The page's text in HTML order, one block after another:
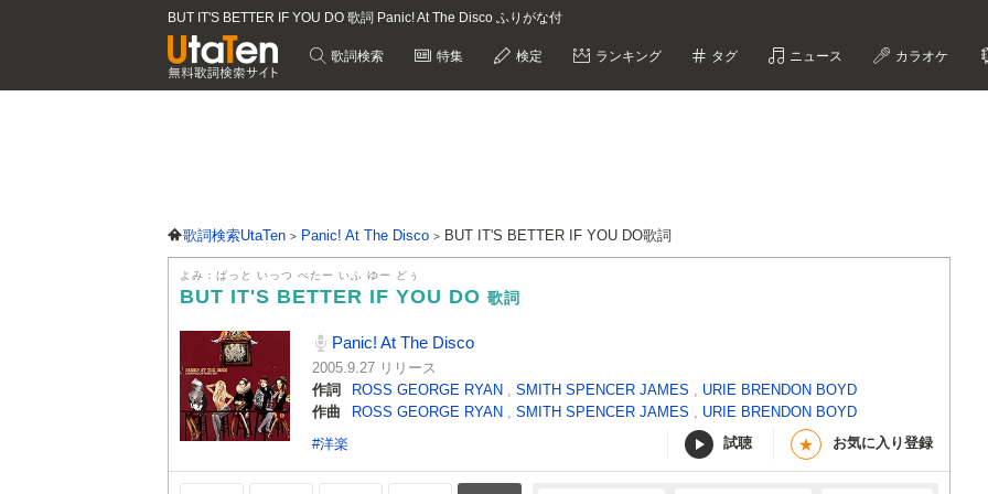
BUT IT'S BETTER IF YOU DO 歌詞 Panic! At The Disco ふりがな付
歌詞検索 特集 検定 ランキング タグ ニュース カラオケ
歌詞検索UtaTen Panic! At The Disco BUT IT'S BETTER IF YOU DO歌詞
よみ：ばっと いっつ べたー いふ ゆー どぅ
BUT IT'S BETTER IF YOU DO 歌詞
Panic! At The Disco
2005.9.27 リリース
作詞
ROSS GEORGE RYAN , SMITH SPENCER JAMES , URIE BRENDON BOYD
作曲
ROSS GEORGE RYAN , SMITH SPENCER JAMES , URIE BRENDON BOYD
#洋楽
試聴 ★ お気に入り登録